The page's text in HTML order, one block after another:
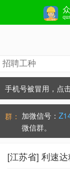
手机号被冒用，点
防骗常识：学会这
群： 加微信号：
微信群。
[江苏省] 利速